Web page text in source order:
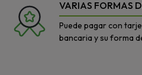
VARIAS FORMAS
Puede pagar con
bancaria y su forma